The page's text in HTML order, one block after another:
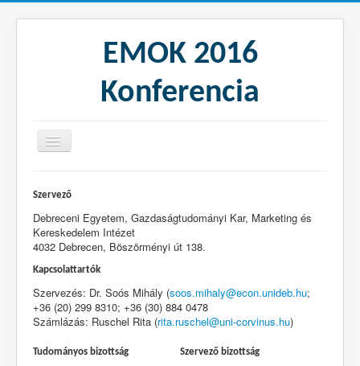
EMOK 2016
Konferencia
Általános információk
Regisztráció
Helyszín és szállás
Szervező
Debreceni Egyetem, Gazdaságtudományi Kar, Marketing és
Kereskedelem Intézet
4032 Debrecen, Böszörményi út 138.
Kapcsolattartók
Szervezés: Dr. Soós Mihály (soos.mihaly@econ.unideb.hu;
+36 (20) 299 8310; +36 (30) 884 0478
Számlázás: Ruschel Rita (rita.ruschel@uni-corvinus.hu)
Tudományos bizottság Szervező bizottság